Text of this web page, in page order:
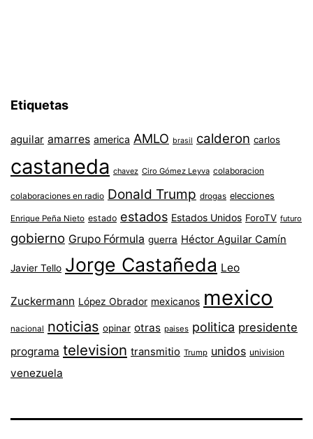
Etiquetas
aguilar amarres america AMLO brasil calderon carlos
castaneda chavez Ciro Gómez Leyva colaboracion
colaboraciones en radio Donald Trump drogas elecciones
Enrique Peña Nieto estado estados Estados Unidos ForoTV futuro
gobierno Grupo Fórmula guerra Héctor Aguilar Camín
Javier Tello Jorge Castañeda Leo
Zuckermann López Obrador mexicanos mexico
nacional noticias opinar otras paises politica presidente
programa television transmitio Trump unidos univision
venezuela